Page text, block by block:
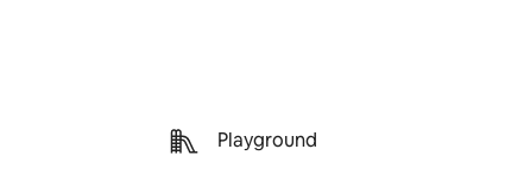
Playground